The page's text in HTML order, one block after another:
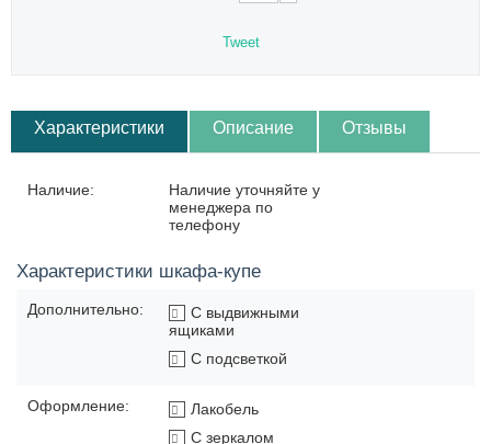
Tweet
Характеристики Описание Отзывы
Наличие:
Наличие уточняйте у
менеджера по
телефону
Характеристики шкафа-купе
Дополнительно:
С выдвижными
ящиками
С подсветкой
Оформление:
Лакобель
С зеркалом